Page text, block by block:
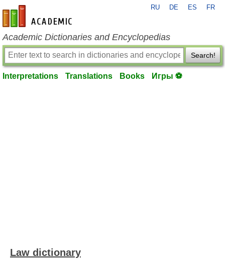
en-academic.com
RU DE ES FR
Academic Dictionaries and Encyclopedias
Search!
Interpretations Translations Books Игры ⚽
Law dictionary